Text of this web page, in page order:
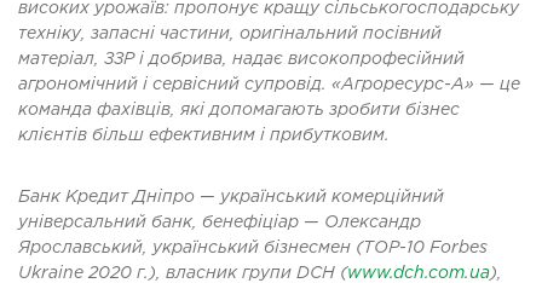
високих урожаїв: пропонує кращу сільськогосподарську
техніку, запасні частини, оригінальний посівний
матеріал, ЗЗР і добрива, надає високопрофесійний
агрономічний і сервісний супровід. «Агроресурс-А» — це
команда фахівців, які допомагають зробити бізнес
клієнтів більш ефективним і прибутковим.
Банк Кредит Дніпро — український комерційний
універсальний банк, бенефіціар — Олександр
Ярославський, український бізнесмен (TOP-10 Forbes
Ukraine 2020 г.), власник групи DCH (www.dch.com.ua),